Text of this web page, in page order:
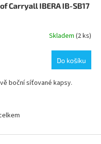
Carryall IBERA IB-SB17
Skladem (2 ks)
Do košíku
boční síťované kapsy.